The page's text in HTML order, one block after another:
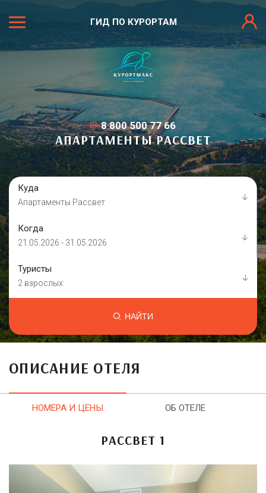
ГИД ПО КУРОРТАМ
8 800 500 77 66
АПАРТАМЕНТЫ РАССВЕТ
Куда
Апартаменты Рассвет
Когда
21.05.2026 - 31.05.2026
Туристы
2 взрослых
НАЙТИ
ОПИСАНИЕ ОТЕЛЯ
НОМЕРА И ЦЕНЫ ОБ ОТЕЛЕ
РАССВЕТ 1